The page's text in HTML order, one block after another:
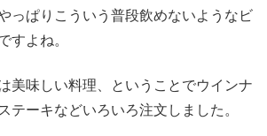
っぱりこういう普段飲めないようなビ
すよね。
美味しい料理、ということでウインナ
テーキなどいろいろ注文しました。